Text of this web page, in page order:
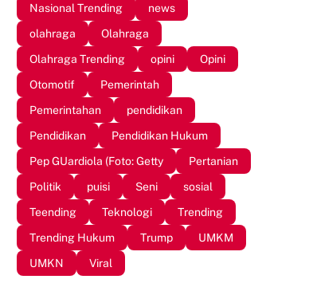
Nasional Trending
news
olahraga
Olahraga
Olahraga Trending
opini
Opini
Otomotif
Pemerintah
Pemerintahan
pendidikan
Pendidikan
Pendidikan Hukum
Pep GUardiola (Foto: Getty
Pertanian
Politik
puisi Seni
sosial
Teending
Teknologi
Trending
Trending Hukum
Trump
UMKM
UMKN
Viral